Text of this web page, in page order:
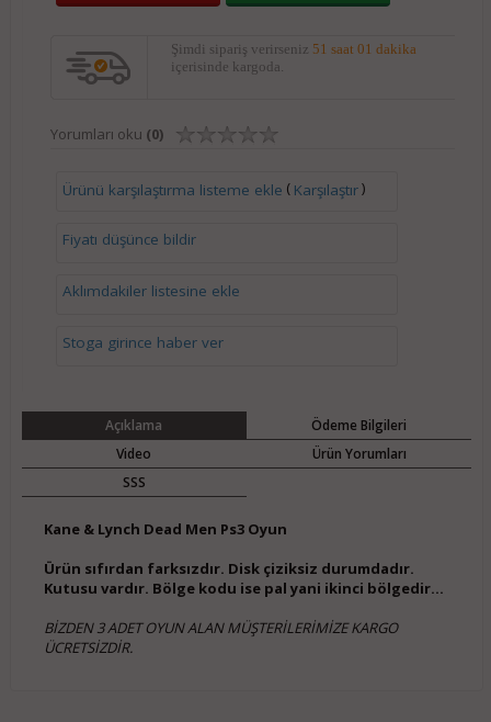
Şimdi sipariş verirseniz 51 saat 01 dakika
içerisinde kargoda.
Yorumları oku (0)
Ürünü karşılaştırma listeme ekle ( Karşılaştır)
Fiyatı düşünce bildir
Aklımdakiler listesine ekle
Stoga girince haber ver
Açıklama
Ödeme Bilgileri
Video
Ürün Yorumları
SSS
Kane & Lynch Dead Men Ps3 Oyun
Ürün sıfırdan farksızdır. Disk çiziksiz durumdadır.
Kutusu vardır. Bölge kodu ise pal yani ikinci bölgedir...
BİZDEN 3 ADET OYUN ALAN MÜŞTERİLERİMİZE KARGO
ÜCRETSİZDİR.